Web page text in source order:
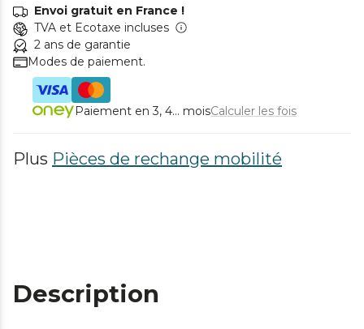
Envoi gratuit en France !
TVA et Ecotaxe incluses
2 ans de garantie
Modes de paiement.
Paiement en 3, 4... moisCalculer les fois
Plus Pièces de rechange mobilité
Description